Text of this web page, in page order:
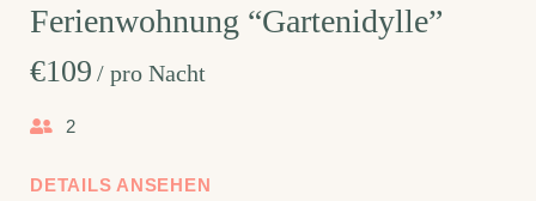
Ferienwohnung “Gartenidylle”
€109 pro Nacht
2
DETAILS ANSEHEN